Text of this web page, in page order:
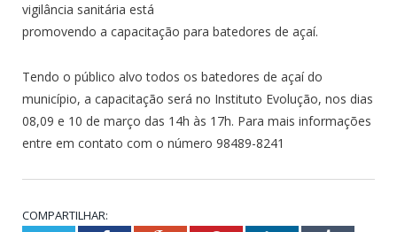
vigilância sanitária está
promovendo a capacitação para batedores de açaí.
Tendo o público alvo todos os batedores de açaí do
município, a capacitação será no Instituto Evolução, nos dias
08,09 e 10 de março das 14h às 17h. Para mais informações
entre em contato com o número 98489-8241
COMPARTILHAR: